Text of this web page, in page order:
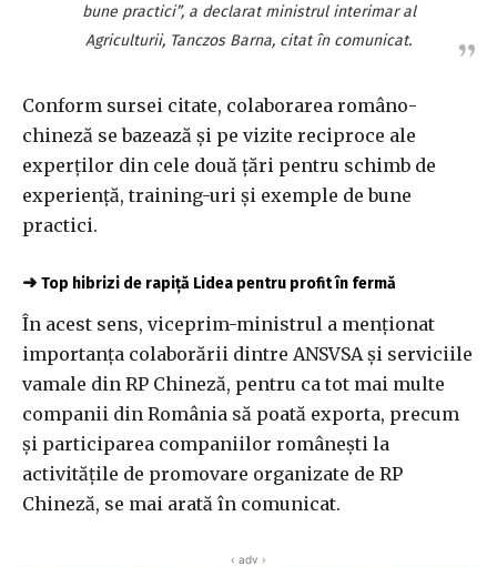
bune practici”, a declarat ministrul interimar al
Agriculturii, Tanczos Barna, citat în comunicat.
Conform sursei citate, colaborarea româno-
chineză se bazează şi pe vizite reciproce ale
experţilor din cele două ţări pentru schimb de
experienţă, training-uri şi exemple de bune
practici.
➜ Top hibrizi de rapiță Lidea pentru profit în fermă
În acest sens, viceprim-ministrul a menţionat
importanţa colaborării dintre ANSVSA şi serviciile
vamale din RP Chineză, pentru ca tot mai multe
companii din România să poată exporta, precum
şi participarea companiilor româneşti la
activităţile de promovare organizate de RP
Chineză, se mai arată în comunicat.
‹ adv ›